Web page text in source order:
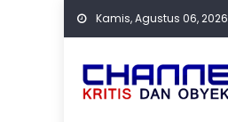
Skip
Kamis, Agustus 06, 2026